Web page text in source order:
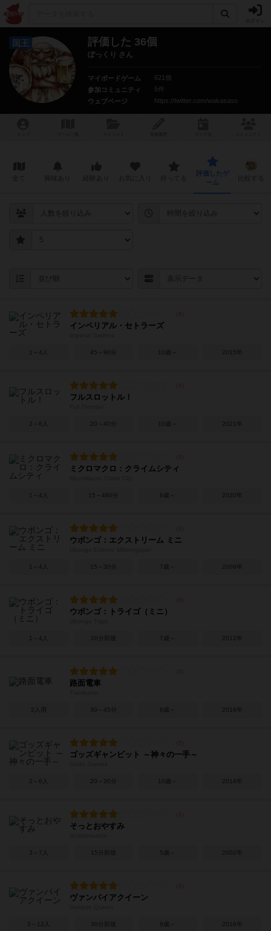
国王 評価した 36個
ぽっくり さん
マイボードゲーム
621個
参加コミュニティ
5件
ウェブページ
https://twitter.com/wakasaso
評価したゲ
ーム
インペリアル・セトラーズ
1～4人 45～90分 10歳～ 2015年
フルスロットル！
2～6人 20～40分 10歳～ 2021年
ミクロマクロ：クライムシティ
1～4人 15～480分 8歳～ 2020年
ウボンゴ：エクストリーム ミニ
1～4人 15～30分 7歳～ 2008年
ウボンゴ：トライゴ（ミニ）
1～4人 20分前後 7歳～ 2012年
路面電車
2人用 30～45分 8歳～ 2016年
ゴッズギャンビット ～神々の一手～
2～6人 20～30分 10歳～ 2014年
そっとおやすみ
3～7人 15分前後 5歳～ 2002年
ヴァンパイアクイーン
3～12人 30分前後 8歳～ 2016年